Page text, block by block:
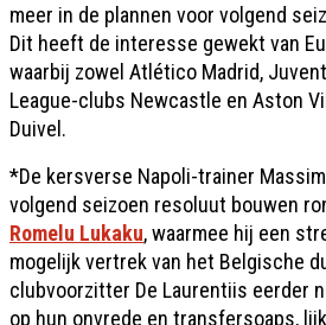
meer in de plannen voor volgend
Dit heeft de interesse gewekt van
waarbij zowel Atlético Madrid,
League-clubs Newcastle en Aston
Duivel.
*De kersverse Napoli-trainer
volgend seizoen resoluut bouwen
Romelu Lukaku, waarmee hij een
mogelijk vertrek van het Belgische
clubvoorzitter De Laurentiis eerder
op hun onvrede en transfersoaps,